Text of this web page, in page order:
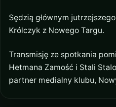
Sędzią głównym
Królczyk z Nowego Targu.
Transmisję ze spotkania
Hetmana Zamość i Stali
partner medialny klubu,